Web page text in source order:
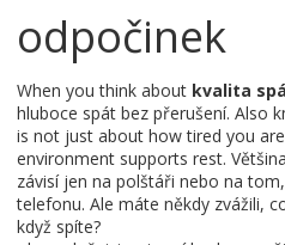
odpočinek
When you think about kvalita
hluboce spát bez přerušení. Also
is not just about how tired you
environment supports rest.
závisí jen na polštáři nebo na
telefonu. Ale máte někdy zvážili,
když spíte?